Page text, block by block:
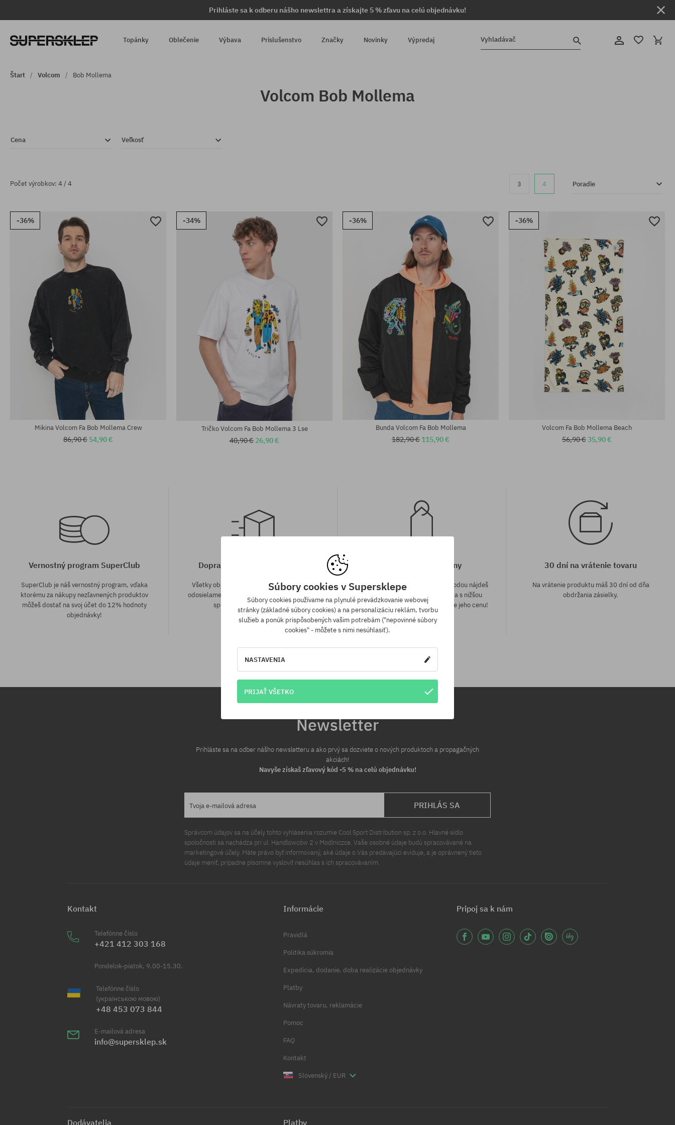
Prihláste sa k odberu nášho newslettra a získajte 5 % zľavu na celú objednávku!
Topánky Oblečenie Výbava Príslušenstvo Značky Novinky Výpredaj Vyhladávač
Štart Volcom Bob Mollema
Volcom Bob Mollema
Cena Veľkosť
Počet výrobkov: 4 / 4 3 4 Poradie
-36%
Mikina Volcom Fa Bob Mollema Crew
86,90 € 54,90 €
-34%
Tričko Volcom Fa Bob Mollema 3 Lse
40,90 € 26,90 €
-36%
Dostupné veľkosti:
Bunda Volcom Fa Bob Mollema
182,90 € 115,90 €
-36%
Volcom Fa Bob Mollema Beach
56,90 €35,90 €
Vernostný program SuperClub
SuperClub je náš vernostný program, vďaka
ktorému za nákupy nezľavnených produktov
môžeš dostať na svoj účet do 12% hodnoty
objednávky!
Doprava zadarmo od 70,30 €
Všetky objednávky v hodnote nad 70,30 €
odosielame zadarmo bez rozdielu na vybraný
spôsob platby a doručenia.
Záruka najnižšej ceny
Máme najlepšie ceny, ale keď náhodou nájdeš
ten istý produkt v inom e-shope a s nižšou
cenou - špeciálne pre Teba znížime jeho cenu!
30 dní na vrátenie tovaru
Na vrátenie produktu máš 30 dní od dňa
obdržania zásielky.
Newsletter
Prihláste sa na odber nášho newsletteru a ako prvý sa dozviete o nových produktoch a propagačných
akciách!
Navyše získaš zľavový kód -5 % na celú objednávku!
Tvoja e-mailová adresa PRIHLÁS SA
Správcom údajov sa na účely tohto vyhlásenia rozumie Cool Sport Distribution sp. z o.o. Hlavné sídlo
spoločnosti sa nachádza pri ul. Handlowców 2 v Modlniczce. Vaše osobné údaje budú spracovávané na
marketingové účely. Máte právo byť informovaný, aké údaje o Vás predávajúci eviduje, a je oprávnený tieto
údaje meniť, prípadne písomne vysloviť nesúhlas s ich spracovávaním.
Kontakt
Telefónne číslo
+421 412 303 168
Pondelok-piatok, 9.00-15.30.
Telefónne číslo
(українською мовою)
+48 453 073 844
E-mailová adresa
info@supersklep.sk
Informácie
Pravidlá
Politika súkromia
Expedícia, dodanie, doba realizácie objednávky
Platby
Návraty tovaru, reklamácie
Pomoc
FAQ
Kontakt
Slovenský / EUR
Pripoj sa k nám
Dodávatelia Platby
Súbory cookies v Supersklepe
Súbory cookies používame na plynulé prevádzkovanie webovej
stránky (základné súbory cookies) a na personalizáciu reklám, tvorbu
služieb a ponúk prispôsobených vašim potrebám ("nepovinné súbory
cookies" - môžete s nimi nesúhlasiť).
NASTAVENIA
PRIJAŤ VŠETKO